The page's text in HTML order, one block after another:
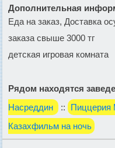
Дополнительная
Еда на заказ, Доставка
заказа свыше 3000 тг
детская игровая комната
Рядом находятся
Насреддин
:: Пиццерия
Казахфильм на ночь